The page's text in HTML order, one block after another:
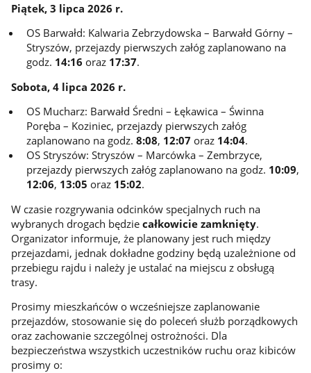
Piątek, 3 lipca 2026 r.
OS Barwałd: Kalwaria Zebrzydowska – Barwałd Górny –
Stryszów, przejazdy pierwszych załóg zaplanowano na
godz. 14:16 oraz 17:37.
Sobota, 4 lipca 2026 r.
OS Mucharz: Barwałd Średni – Łękawica – Świnna
Poręba – Koziniec, przejazdy pierwszych załóg
zaplanowano na godz. 8:08, 12:07 oraz 14:04.
OS Stryszów: Stryszów – Marcówka – Zembrzyce,
przejazdy pierwszych załóg zaplanowano na godz. 10:09,
12:06, 13:05 oraz 15:02.
W czasie rozgrywania odcinków specjalnych ruch na
wybranych drogach będzie całkowicie zamknięty.
Organizator informuje, że planowany jest ruch między
przejazdami, jednak dokładne godziny będą uzależnione od
przebiegu rajdu i należy je ustalać na miejscu z obsługą
trasy.
Prosimy mieszkańców o wcześniejsze zaplanowanie
przejazdów, stosowanie się do poleceń służb porządkowych
oraz zachowanie szczególnej ostrożności. Dla
bezpieczeństwa wszystkich uczestników ruchu oraz kibiców
prosimy o: